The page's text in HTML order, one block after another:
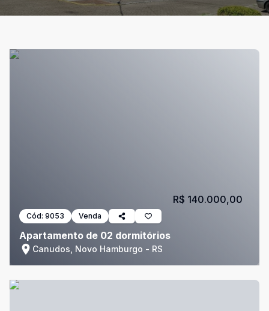
Cód: 9053 Venda
Apartamento de 02 dormitórios
Canudos, Novo Hamburgo - RS
R$ 140.000,00